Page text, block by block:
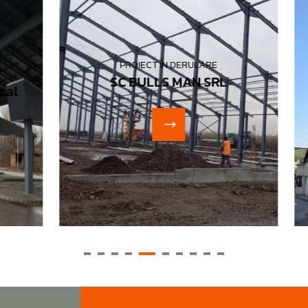
PROIECT ÎN DERULARE
SC BULLS MAN SRL